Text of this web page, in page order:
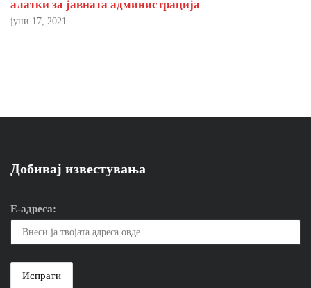
алатки за јавната администрација
јуни 17, 2021
Добивај известувања
Е-адреса: